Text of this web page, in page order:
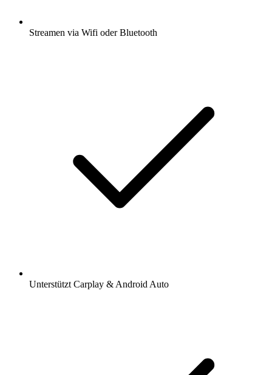
Streamen via Wifi oder Bluetooth
Unterstützt Carplay & Android Auto